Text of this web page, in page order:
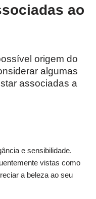
ao
origem do
algumas
associadas a
e sensibilidade.
vistas como
a beleza ao seu